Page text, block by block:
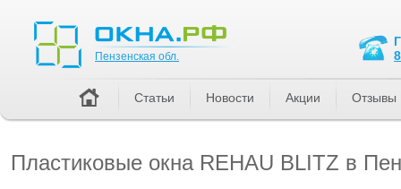
Пластиковые окна REHAU BLITZ в
Пензенская обл.
Статьи Новости Акции Отзывы